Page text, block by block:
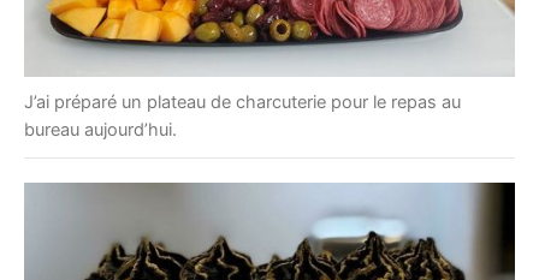
J’ai préparé un plateau de charcuterie pour le repas au
bureau aujourd’hui.